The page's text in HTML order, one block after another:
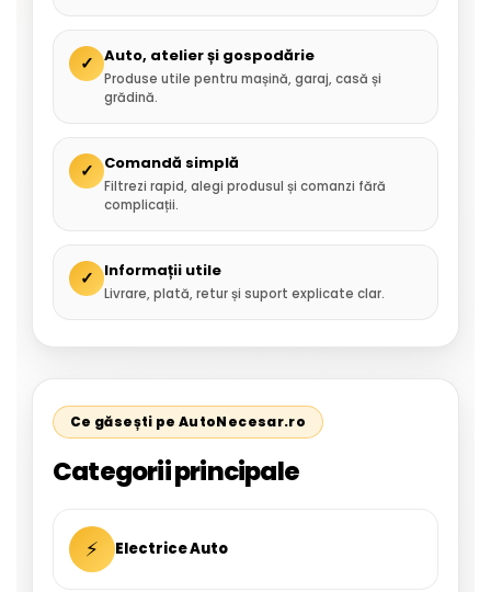
✓ Auto, atelier și gospodărie
Produse utile pentru mașină, garaj, casă și
grădină.
✓ Comandă simplă
Filtrezi rapid, alegi produsul și comanzi fără
complicații.
✓ Informații utile
Livrare, plată, retur și suport explicate clar.
Ce găsești pe AutoNecesar.ro
Categorii principale
⚡ Electrice Auto